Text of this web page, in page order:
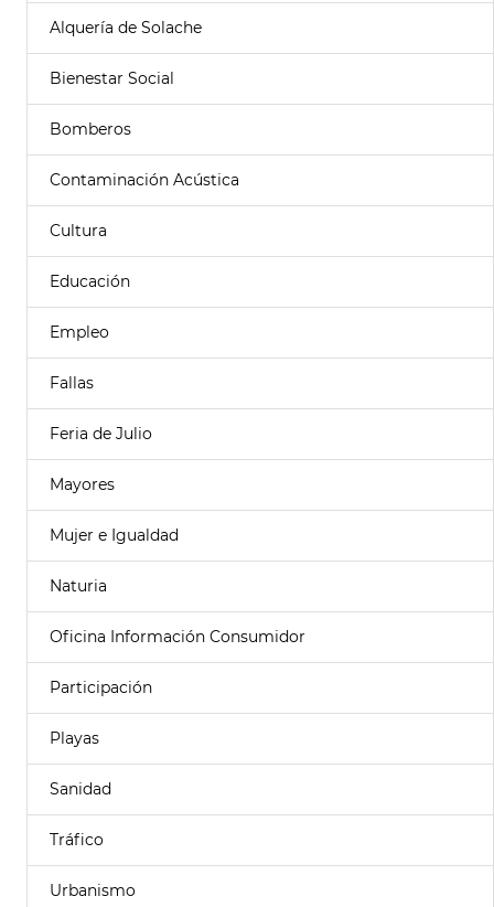
Alquería de Solache
Bienestar Social
Bomberos
Contaminación Acústica
Cultura
Educación
Empleo
Fallas
Feria de Julio
Mayores
Mujer e Igualdad
Naturia
Oficina Información Consumidor
Participación
Playas
Sanidad
Tráfico
Urbanismo